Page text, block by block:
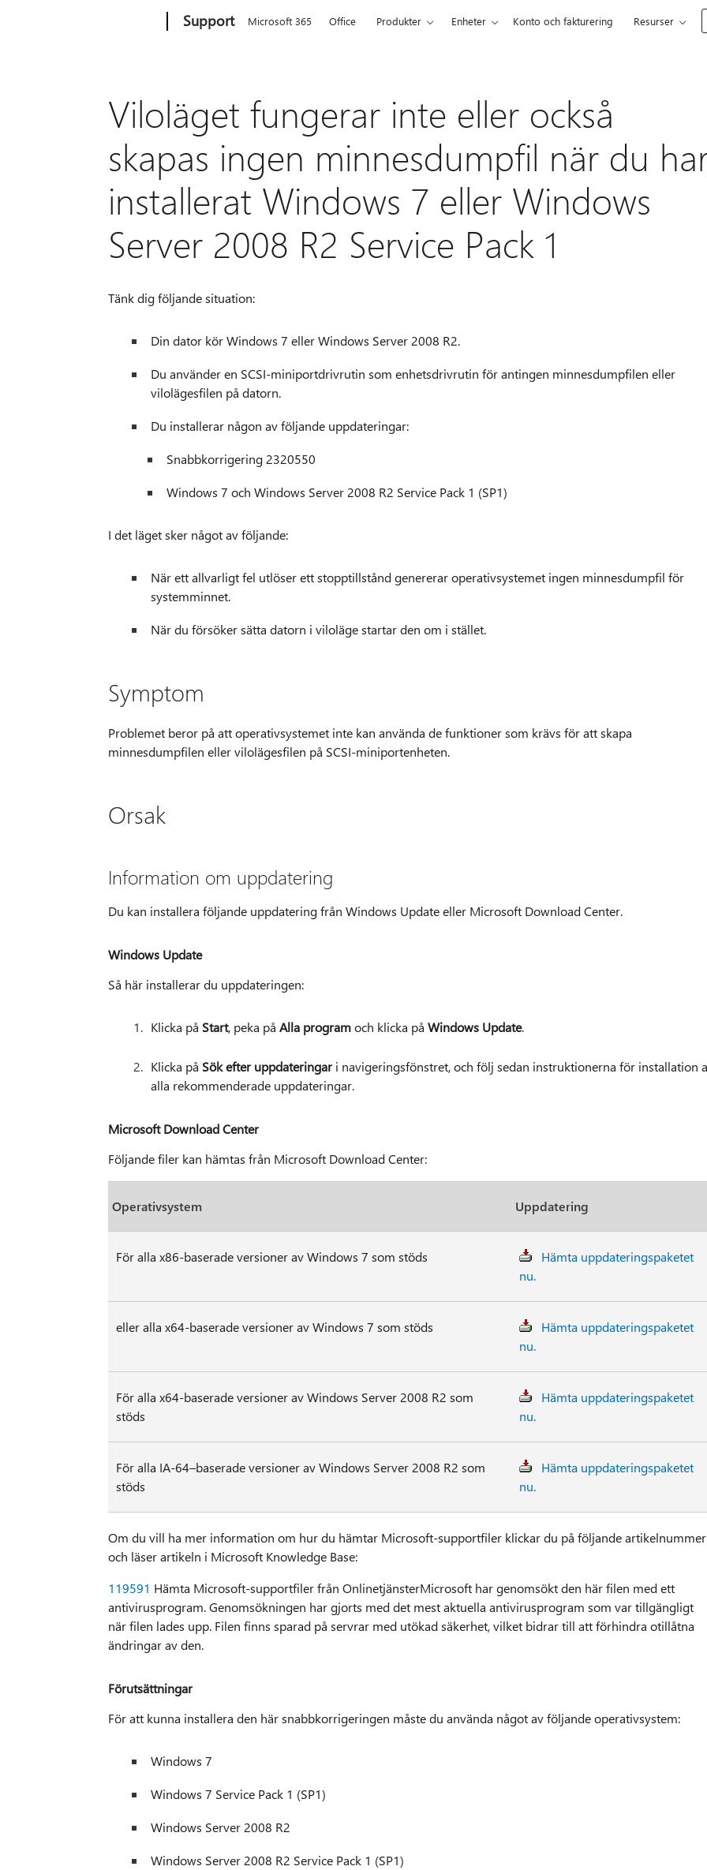
Support Microsoft 365 Office Produkter Enheter Konto och fakturering Resurser
Viloläget fungerar inte eller också
skapas ingen minnesdumpfil när du
installerat Windows 7 eller Windows
Server 2008 R2 Service Pack 1
Tänk dig följande situation:
Din dator kör Windows 7 eller Windows Server 2008 R2.
Du använder en SCSI-miniportdrivrutin som enhetsdrivrutin för antingen minnesdumpfilen eller
vilolägesfilen på datorn.
Du installerar någon av följande uppdateringar:
Snabbkorrigering 2320550
Windows 7 och Windows Server 2008 R2 Service Pack 1 (SP1)
I det läget sker något av följande:
När ett allvarligt fel utlöser ett stopptillstånd genererar operativsystemet ingen minnesdumpfil för
systemminnet.
När du försöker sätta datorn i viloläge startar den om i stället.
Symptom
Problemet beror på att operativsystemet inte kan använda de funktioner som krävs för att skapa
minnesdumpfilen eller vilolägesfilen på SCSI-miniportenheten.
Orsak
Information om uppdatering
Du kan installera följande uppdatering från Windows Update eller Microsoft Download Center.
Windows Update
Så här installerar du uppdateringen:
Klicka på Start, peka på Alla programoch klicka på Windows Update.
Klicka på Sök efter uppdateringari navigeringsfönstret, och följ sedan instruktionerna för installation
alla rekommenderade uppdateringar.
Microsoft Download Center
Följande filer kan hämtas från Microsoft Download Center:
Operativsystem Uppdatering
För alla x86-baserade versioner av Windows 7 som stöds
Hämta uppdateringspaketet
nu.
eller alla x64-baserade versioner av Windows 7 som stöds
Hämta uppdateringspaketet
nu.
För alla x64-baserade versioner av Windows Server 2008 R2 som
stöds
Hämta uppdateringspaketet
nu.
För alla IA-64–baserade versioner av Windows Server 2008 R2 som
stöds
Hämta uppdateringspaketet
nu.
Om du vill ha mer information om hur du hämtar Microsoft-supportfiler klickar du på följande artikelnummer
och läser artikeln i Microsoft Knowledge Base:
119591 Hämta Microsoft-supportfiler från OnlinetjänsterMicrosoft har genomsökt den här filen med ett
antivirusprogram. Genomsökningen har gjorts med det mest aktuella antivirusprogram som var tillgängligt
när filen lades upp. Filen finns sparad på servrar med utökad säkerhet, vilket bidrar till att förhindra otillåtna
ändringar av den.
Förutsättningar
För att kunna installera den här snabbkorrigeringen måste du använda något av följande operativsystem:
Windows 7
Windows 7 Service Pack 1 (SP1)
Windows Server 2008 R2
Windows Server 2008 R2 Service Pack 1 (SP1)